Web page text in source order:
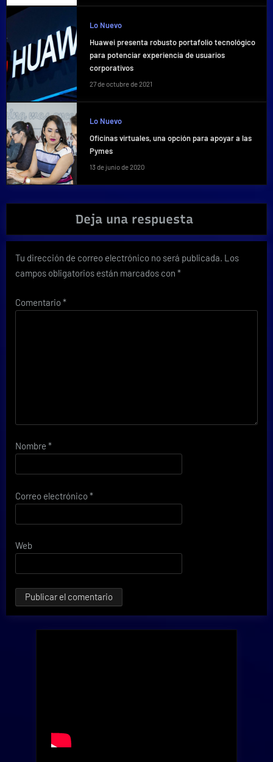
Lo Nuevo
Huawei presenta robusto portafolio tecnológico
para potenciar experiencia de usuarios
corporativos
27 de octubre de 2021
Lo Nuevo
Oficinas virtuales, una opción para apoyar a las
Pymes
13 de junio de 2020
Deja una respuesta
Tu dirección de correo electrónico no será publicada. Los
campos obligatorios están marcados con *
Comentario*
Nombre *
Correo electrónico*
Web